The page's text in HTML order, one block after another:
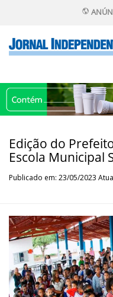
Edição do
Escola Municipal
Publicado em: 23/05/2023